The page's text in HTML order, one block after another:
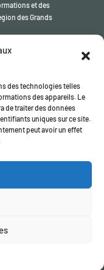
des technologies telles
des appareils. Le
de traiter des données
uniques sur ce site.
peut avoir un effet
et des
des Grands
ITSCI programme
Numéro